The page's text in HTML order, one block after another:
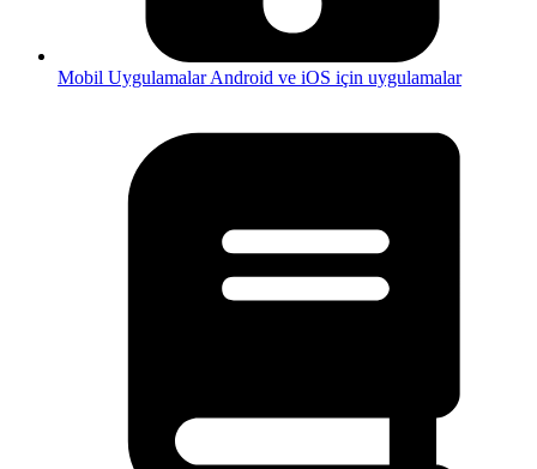
Mobil UygulamalarAndroid ve iOS için uygulamalar